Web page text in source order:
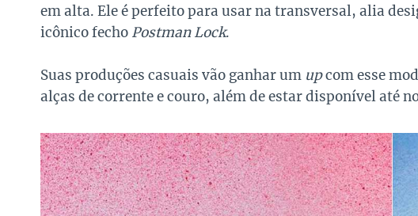
em alta. Ele é perfeito para usar na transversal, alia
icônico fecho Postman Lock.
Suas produções casuais vão ganhar um upcom esse
alças de corrente e couro, além de estar disponível até